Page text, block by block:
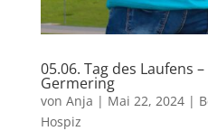
05.06. Tag des Laufens
Germering
von Anja | Mai 22, 2024|
Hospiz